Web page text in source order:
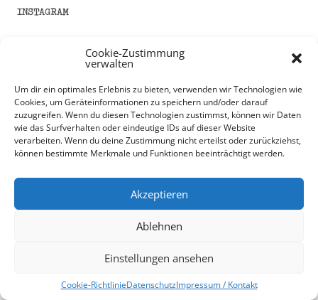
Cookie-Zustimmung
verwalten
Um dir ein optimales Erlebnis zu bieten, verwenden wir Technologien wie
Cookies, um Geräteinformationen zu speichern und/oder darauf
zuzugreifen. Wenn du diesen Technologien zustimmst, können wir Daten
wie das Surfverhalten oder eindeutige IDs auf dieser Website
verarbeiten. Wenn du deine Zustimmung nicht erteilst oder zurückziehst,
können bestimmte Merkmale und Funktionen beeinträchtigt werden.
Akzeptieren
Ablehnen
Einstellungen ansehen
Cookie-RichtlinieDatenschutzImpressum / Kontakt
INSTAGRAM